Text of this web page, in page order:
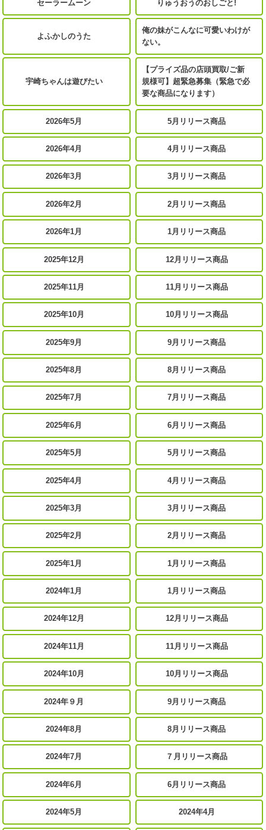
セーラームーン りゅうおうのおしごと!
よふかしのうた
俺の妹がこんなに可愛いわけが
ない。
宇崎ちゃんは遊びたい
【プライズ品の店頭買取/ご新
規様可】超緊急募集（緊急で必
要な商品になります）
2026年5月 5月リリース商品
2026年4月 4月リリース商品
2026年3月 3月リリース商品
2026年2月 2月リリース商品
2026年1月 1月リリース商品
2025年12月 12月リリース商品
2025年11月 11月リリース商品
2025年10月 10月リリース商品
2025年9月 9月リリース商品
2025年8月 8月リリース商品
2025年7月 7月リリース商品
2025年6月 6月リリース商品
2025年5月 5月リリース商品
2025年4月 4月リリース商品
2025年3月 3月リリース商品
2025年2月 2月リリース商品
2025年1月 1月リリース商品
2024年1月 1月リリース商品
2024年12月 12月リリース商品
2024年11月 11月リリース商品
2024年10月 10月リリース商品
2024年９月 9月リリース商品
2024年8月 8月リリース商品
2024年7月 ７月リリース商品
2024年6月 6月リリース商品
2024年5月 2024年4月